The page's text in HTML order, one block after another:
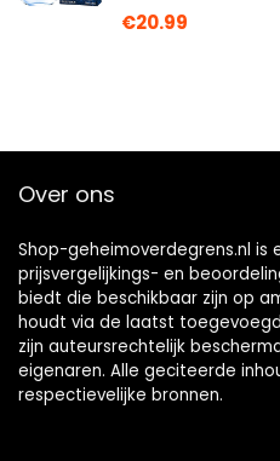
€20.99
Over ons
Shop-geheimoverdegrens.nl is
prijsvergelijkings- en
biedt die beschikbaar zijn op
houdt via de laatst
zijn auteursrechtelijk
eigenaren. Alle geciteerde
respectievelijke bronnen.